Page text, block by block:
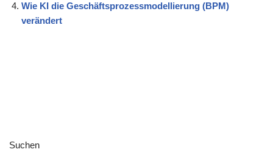
Wie KI die Geschäftsprozessmodellierung (BPM)
verändert
Suchen